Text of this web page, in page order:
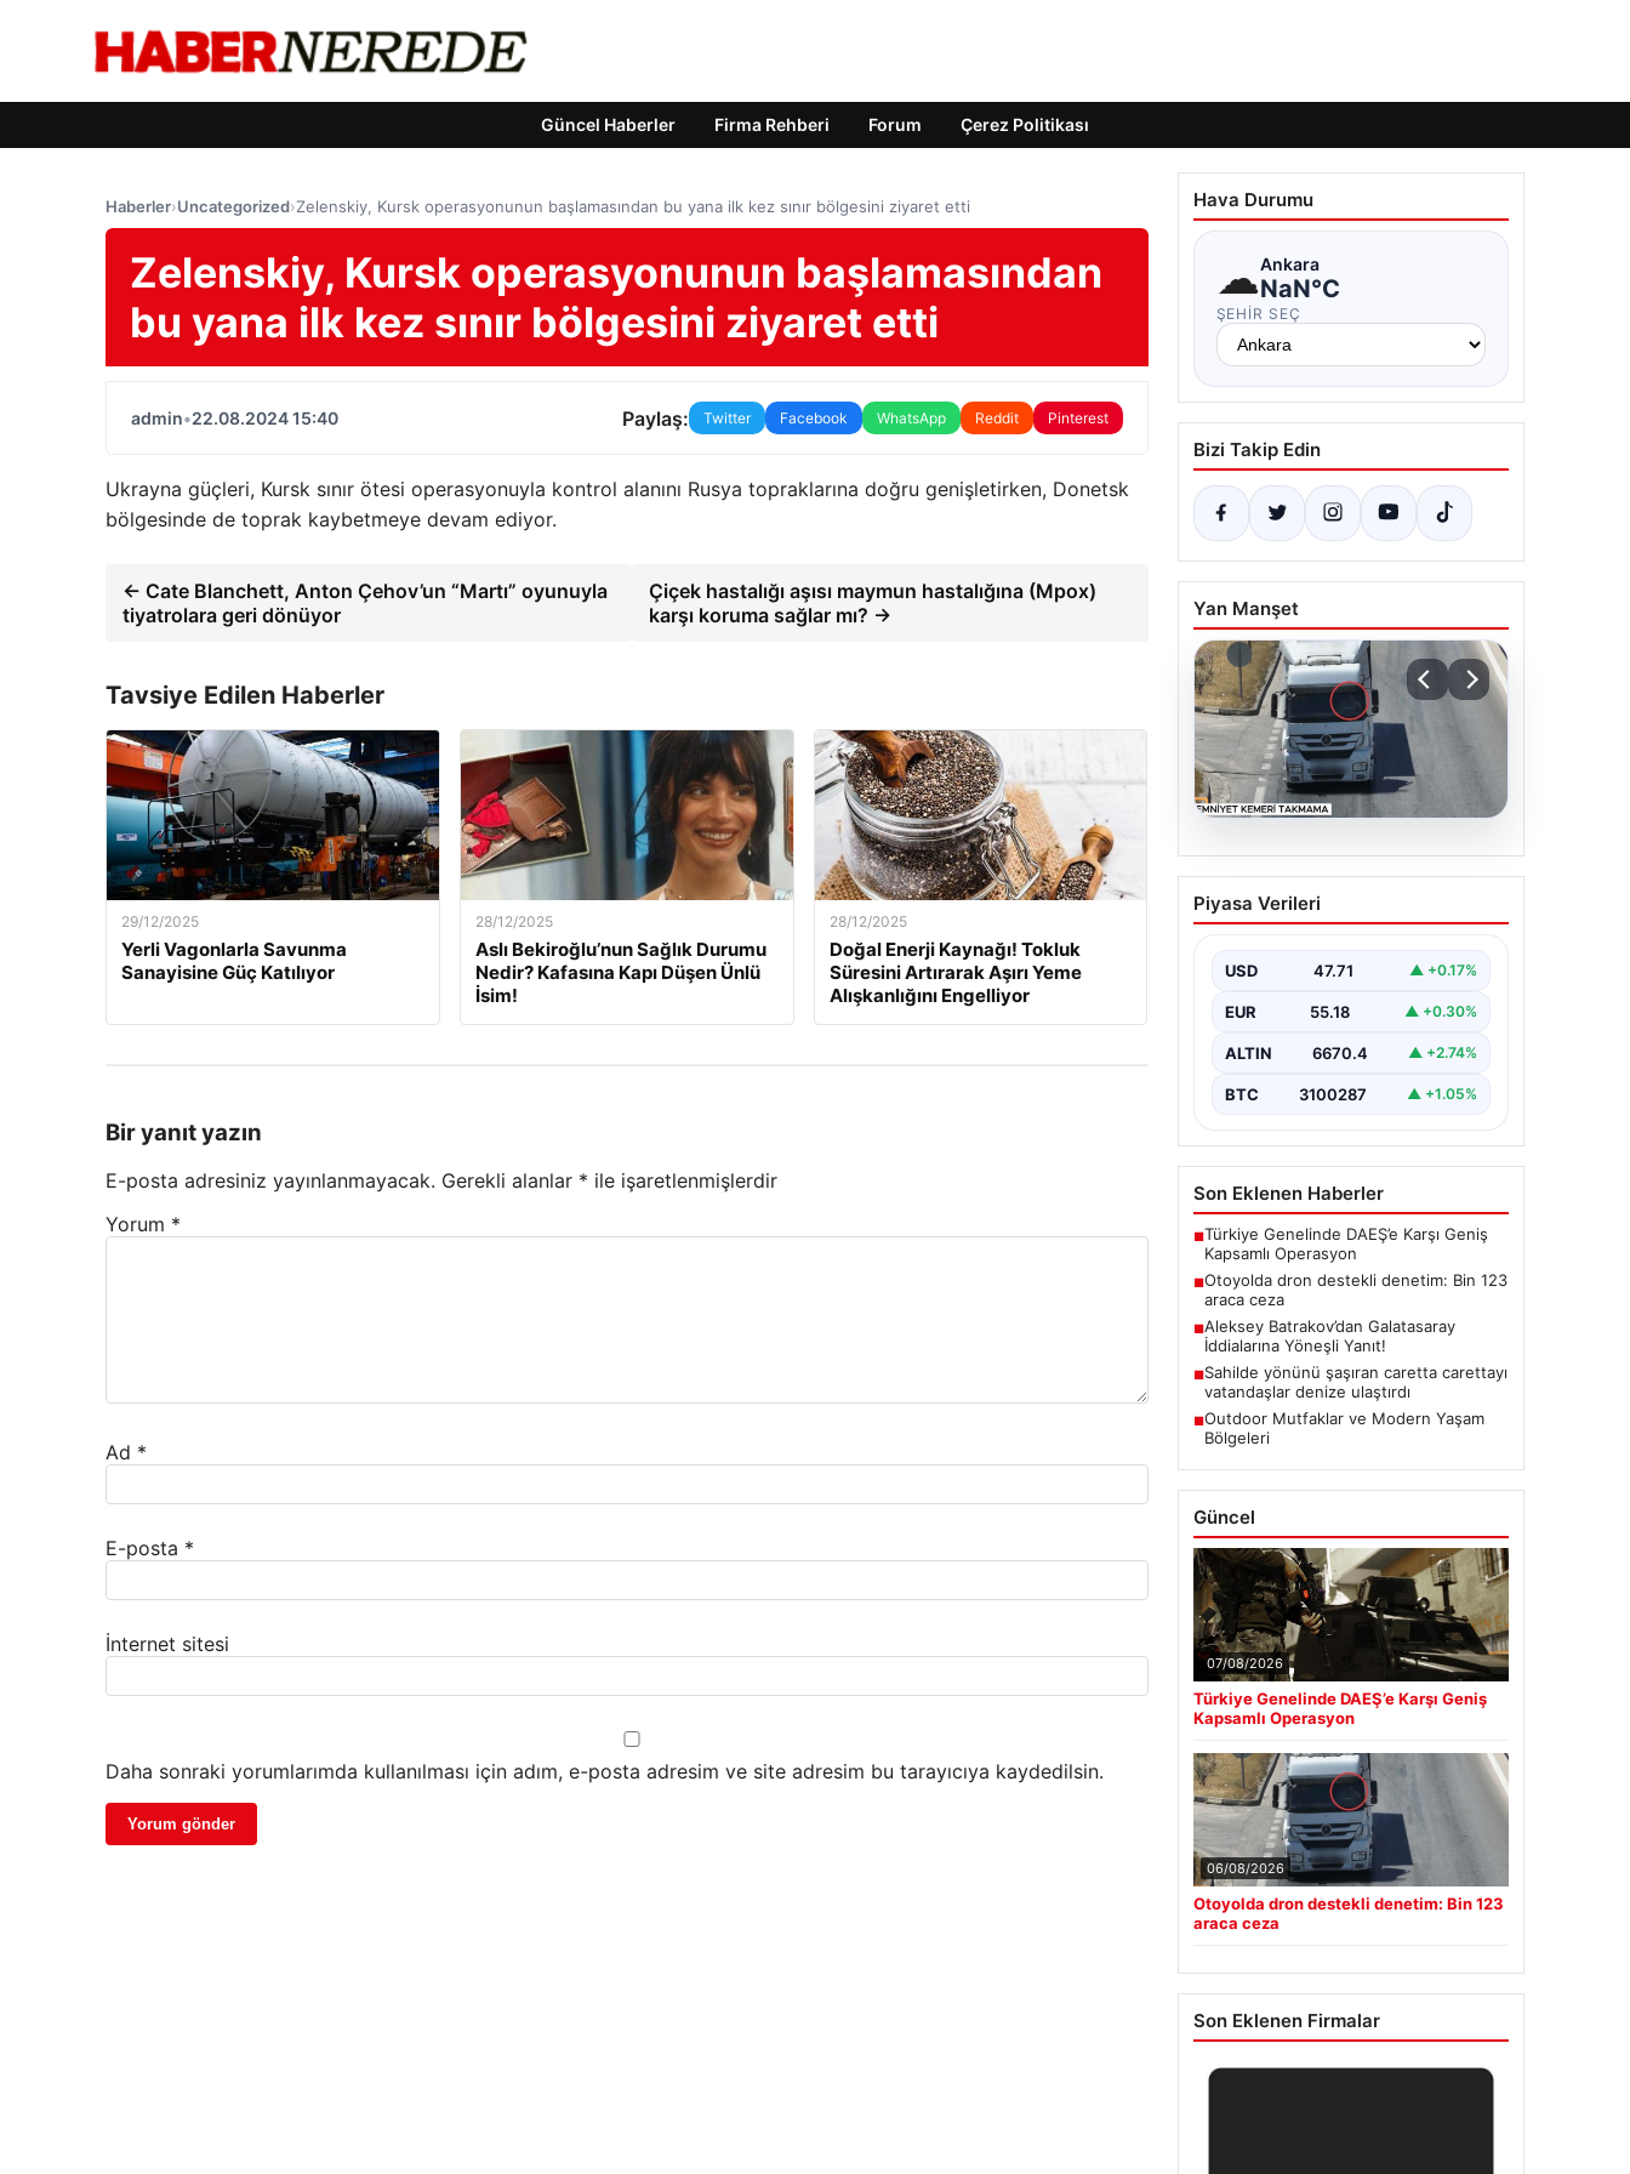
Güncel Haberler Firma Rehberi Forum Çerez Politikası
Haberler›Uncategorized›Zelenskiy, Kursk operasyonunun başlamasından bu yana ilk kez sınır bölgesini ziyaret etti
Zelenskiy, Kursk operasyonunun başlamasından
bu yana ilk kez sınır bölgesini ziyaret etti
admin•22.08.2024 15:40 Paylaş: Twitter Facebook WhatsApp Reddit Pinterest
Ukrayna güçleri, Kursk sınır ötesi operasyonuyla kontrol alanını Rusya topraklarına doğru genişletirken, Donetsk
bölgesinde de toprak kaybetmeye devam ediyor.
← Cate Blanchett, Anton Çehov’un “Martı” oyunuyla
tiyatrolara geri dönüyor
Çiçek hastalığı aşısı maymun hastalığına (Mpox)
karşı koruma sağlar mı? →
Tavsiye Edilen Haberler
29/12/2025
Yerli Vagonlarla Savunma
Sanayisine Güç Katılıyor
28/12/2025
Aslı Bekiroğlu’nun Sağlık Durumu
Nedir? Kafasına Kapı Düşen Ünlü
İsim!
28/12/2025
Doğal Enerji Kaynağı! Tokluk
Süresini Artırarak Aşırı Yeme
Alışkanlığını Engelliyor
Bir yanıt yazın
E-posta adresiniz yayınlanmayacak. Gerekli alanlar * ile işaretlenmişlerdir
Yorum *
Ad *
E-posta *
İnternet sitesi
Daha sonraki yorumlarımda kullanılması için adım, e-posta adresim ve site adresim bu tarayıcıya kaydedilsin.
Hava Durumu
☁Ankara
NaN°C
ŞEHIR SEÇ
Bizi Takip Edin
Yan Manşet
Otoyolda dron destekli
denetim: Bin 123 araca
Piyasa Verileri
USD 47.71 ▲ +0.17%
EUR 55.18 ▲ +0.30%
ALTIN 6670.4 ▲ +2.74%
BTC 3100287 ▲ +1.05%
Son Eklenen Haberler
■Türkiye Genelinde DAEŞ’e Karşı Geniş
Kapsamlı Operasyon
■Otoyolda dron destekli denetim: Bin 123
araca ceza
■Aleksey Batrakov’dan Galatasaray
İddialarına Yöneşli Yanıt!
■Sahilde yönünü şaşıran caretta carettayı
vatandaşlar denize ulaştırdı
■Outdoor Mutfaklar ve Modern Yaşam
Bölgeleri
Güncel
07/08/2026
Türkiye Genelinde DAEŞ’e Karşı Geniş
Kapsamlı Operasyon
06/08/2026
Otoyolda dron destekli denetim: Bin 123
araca ceza
Son Eklenen Firmalar